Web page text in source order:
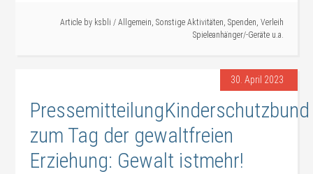
Article by ksbli / Allgemein, Sonstige Aktivitäten, Spenden, Verleih
Spieleanhänger/-Geräte u.a.
30. April 2023
PressemitteilungKinderschutzbund
zum Tag der gewaltfreien
Erziehung: Gewalt istmehr!